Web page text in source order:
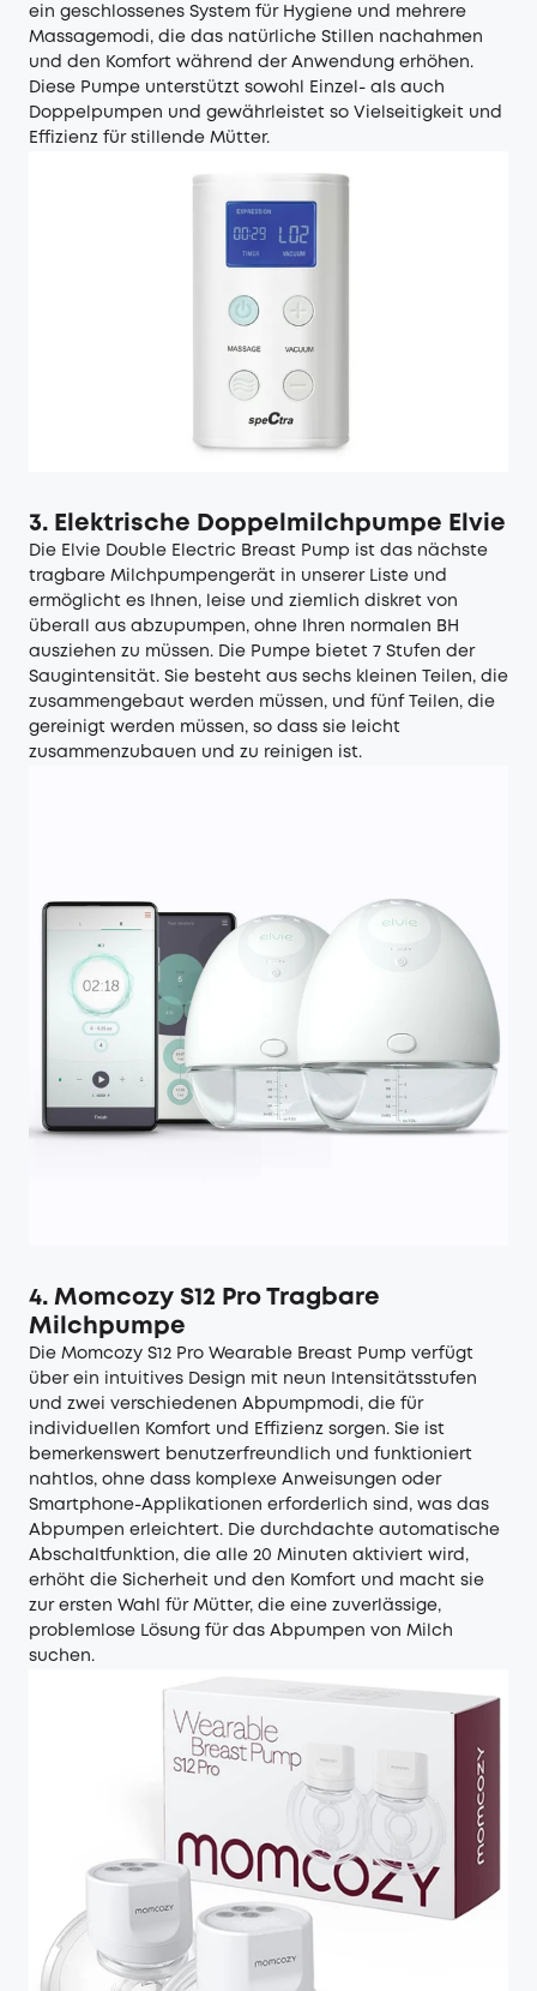
ein geschlossenes System für Hygiene und mehrere
Massagemodi, die das natürliche Stillen nachahmen
und den Komfort während der Anwendung erhöhen.
Diese Pumpe unterstützt sowohl Einzel- als auch
Doppelpumpen und gewährleistet so Vielseitigkeit und
Effizienz für stillende Mütter.
3. Elektrische Doppelmilchpumpe Elvie
Die Elvie Double Electric Breast Pump ist das nächste
tragbare Milchpumpengerät in unserer Liste und
ermöglicht es Ihnen, leise und ziemlich diskret von
überall aus abzupumpen, ohne Ihren normalen BH
ausziehen zu müssen. Die Pumpe bietet 7 Stufen der
Saugintensität. Sie besteht aus sechs kleinen Teilen, die
zusammengebaut werden müssen, und fünf Teilen, die
gereinigt werden müssen, so dass sie leicht
zusammenzubauen und zu reinigen ist.
4. Momcozy S12 Pro Tragbare
Milchpumpe
Die Momcozy S12 Pro Wearable Breast Pump verfügt
über ein intuitives Design mit neun Intensitätsstufen
und zwei verschiedenen Abpumpmodi, die für
individuellen Komfort und Effizienz sorgen. Sie ist
bemerkenswert benutzerfreundlich und funktioniert
nahtlos, ohne dass komplexe Anweisungen oder
Smartphone-Applikationen erforderlich sind, was das
Abpumpen erleichtert. Die durchdachte automatische
Abschaltfunktion, die alle 20 Minuten aktiviert wird,
erhöht die Sicherheit und den Komfort und macht sie
zur ersten Wahl für Mütter, die eine zuverlässige,
problemlose Lösung für das Abpumpen von Milch
suchen.